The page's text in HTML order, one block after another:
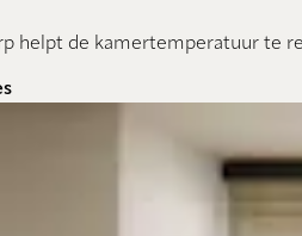
helpt de kamertemperatuur te